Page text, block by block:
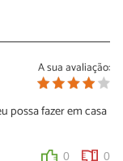
A sua avaliação:
possa fazer em casa
0 0